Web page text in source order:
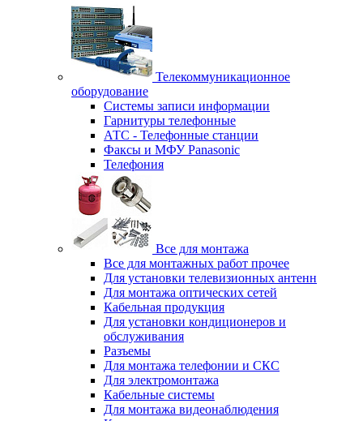
Телекоммуникационное
оборудование
Системы записи информации
Гарнитуры телефонные
АТС - Телефонные станции
Факсы и МФУ Panasonic
Телефония
Все для монтажа
Все для монтажных работ прочее
Для установки телевизионных антенн
Для монтажа оптических сетей
Кабельная продукция
Для установки кондиционеров и
обслуживания
Разъемы
Для монтажа телефонии и СКС
Для электромонтажа
Кабельные системы
Для монтажа видеонаблюдения